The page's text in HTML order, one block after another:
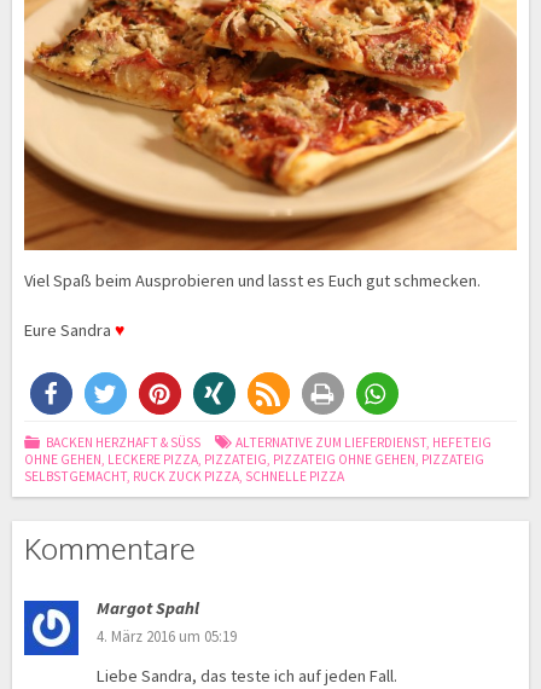
Viel Spaß beim Ausprobieren und lasst es Euch gut schmecken.
Eure Sandra ♥
BACKEN HERZHAFT & SÜSS ALTERNATIVE ZUM LIEFERDIENST, HEFETEIG
OHNE GEHEN, LECKERE PIZZA, PIZZATEIG, PIZZATEIG OHNE GEHEN, PIZZATEIG
SELBSTGEMACHT, RUCK ZUCK PIZZA, SCHNELLE PIZZA
Kommentare
Margot Spahl
4. März 2016 um 05:19
Liebe Sandra, das teste ich auf jeden Fall.